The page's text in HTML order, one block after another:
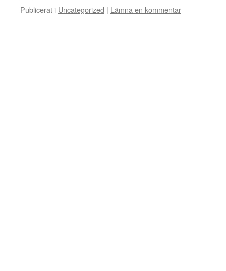
Publicerat i Uncategorized | Lämna en kommentar